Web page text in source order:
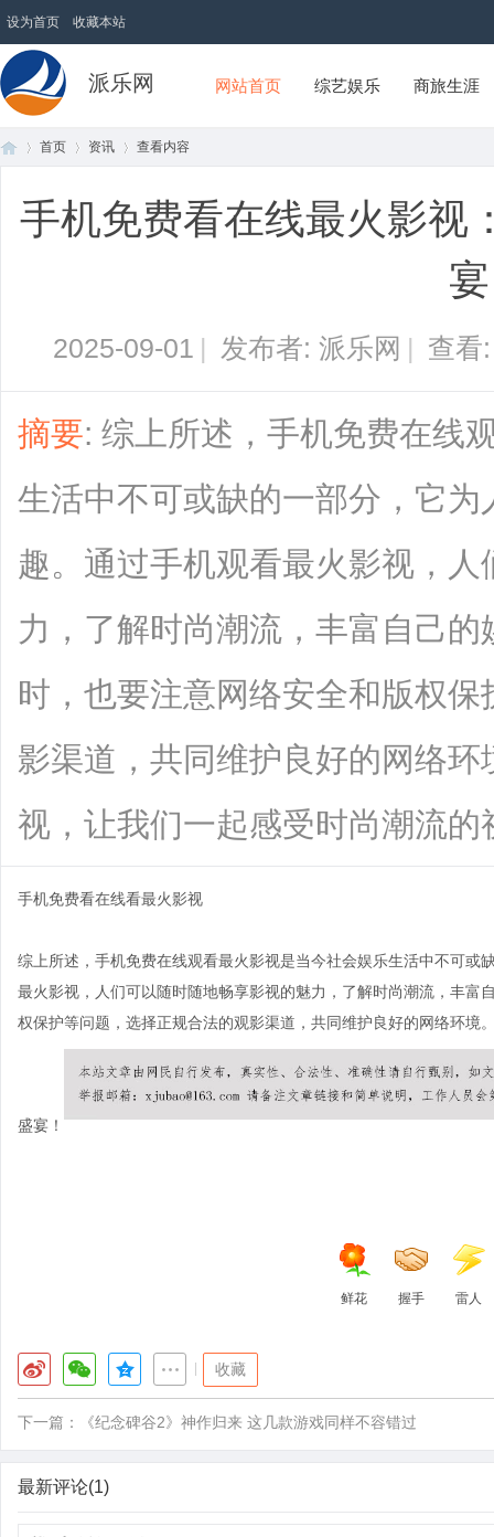
设为首页 收藏本站
派乐网 网站首页 综艺娱乐 商旅生涯
首页
›
资讯 查看内容
手机免费看在线最火影视
宴
2025-09-01 | 发布者: 派乐网 | 查
摘要: 综上所述，手机免费在线
生活中不可或缺的一部分，它
趣。通过手机观看最火影视，
力，了解时尚潮流，丰富自己
时，也要注意网络安全和版权
影渠道，共同维护良好的网络
视，让我们一起感受时尚潮流的
手机免费看在线看最火影视
综上所述，手机免费在线观看最火影视是当今社会娱乐生活中不可或
最火影视，人们可以随时随地畅享影视的魅力，了解时尚潮流，丰富
权保护等问题，选择正规合法的观影渠道，共同维护良好的网络环境
盛宴！
鲜花 握手 雷人
收藏
下一篇： 《纪念碑谷2》神作归来 这几款游戏同样不容错过
最新评论(1)